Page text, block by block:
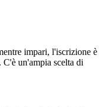
impari, l'iscrizione è
un'ampia scelta di